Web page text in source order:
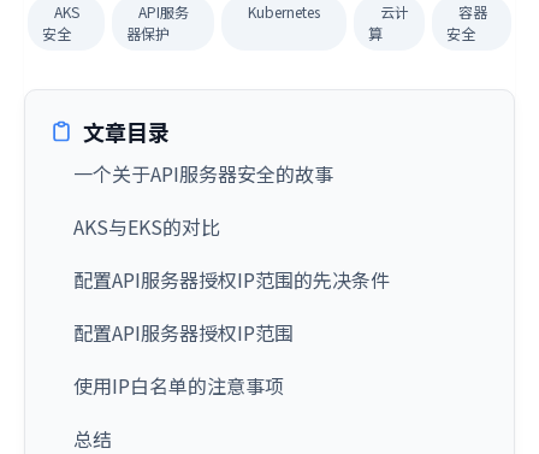
AKS
安全
API服务
器保护
Kubernetes
云计
算
容器
安全
文章目录
一个关于API服务器安全的故事
AKS与EKS的对比
配置API服务器授权IP范围的先决条件
配置API服务器授权IP范围
使用IP白名单的注意事项
总结